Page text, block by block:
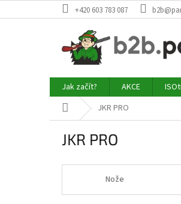
na
+420 603 783 087
Jak začít? AKCE
Domů JKR PRO
JKR PRO
Nože